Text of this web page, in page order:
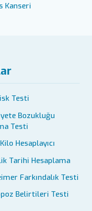
Kanseri
Testi
Bozukluğu
Testi
Hesaplayıcı
Tarihi Hesaplama
Farkındalık Testi
Belirtileri Testi